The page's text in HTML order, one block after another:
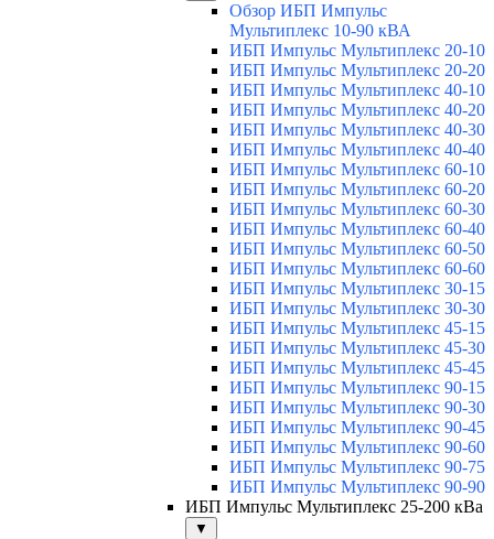
Обзор ИБП Импульс
Мультиплекс 10-90 кВА
ИБП Импульс Мультиплекс 20-10
ИБП Импульс Мультиплекс 20-20
ИБП Импульс Мультиплекс 40-10
ИБП Импульс Мультиплекс 40-20
ИБП Импульс Мультиплекс 40-30
ИБП Импульс Мультиплекс 40-40
ИБП Импульс Мультиплекс 60-10
ИБП Импульс Мультиплекс 60-20
ИБП Импульс Мультиплекс 60-30
ИБП Импульс Мультиплекс 60-40
ИБП Импульс Мультиплекс 60-50
ИБП Импульс Мультиплекс 60-60
ИБП Импульс Мультиплекс 30-15
ИБП Импульс Мультиплекс 30-30
ИБП Импульс Мультиплекс 45-15
ИБП Импульс Мультиплекс 45-30
ИБП Импульс Мультиплекс 45-45
ИБП Импульс Мультиплекс 90-15
ИБП Импульс Мультиплекс 90-30
ИБП Импульс Мультиплекс 90-45
ИБП Импульс Мультиплекс 90-60
ИБП Импульс Мультиплекс 90-75
ИБП Импульс Мультиплекс 90-90
ИБП Импульс Мультиплекс 25-200 кВа
▼